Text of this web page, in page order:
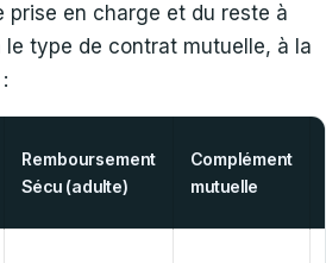
prise en charge et du reste à
type de contrat mutuelle, à la
:
Remboursement
Sécu (adulte)
Complément
mutuelle